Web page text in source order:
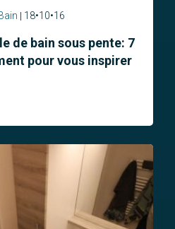
18•10•16
de bain sous pente: 7
pour vous inspirer